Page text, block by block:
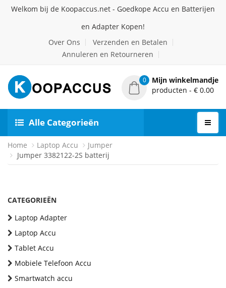
Welkom bij de Koopaccus.net - Goedkope Accu en Batterijen
en Adapter Kopen!
Over Ons
Verzenden en Betalen
Annuleren en Retourneren
0
Mijn winkelmandje
producten - € 0.00
Alle Categorieën
Home Laptop Accu
Jumper
Jumper 3382122-2S batterij
CATEGORIEËN
Laptop Adapter
Laptop Accu
Tablet Accu
Mobiele Telefoon Accu
Smartwatch accu